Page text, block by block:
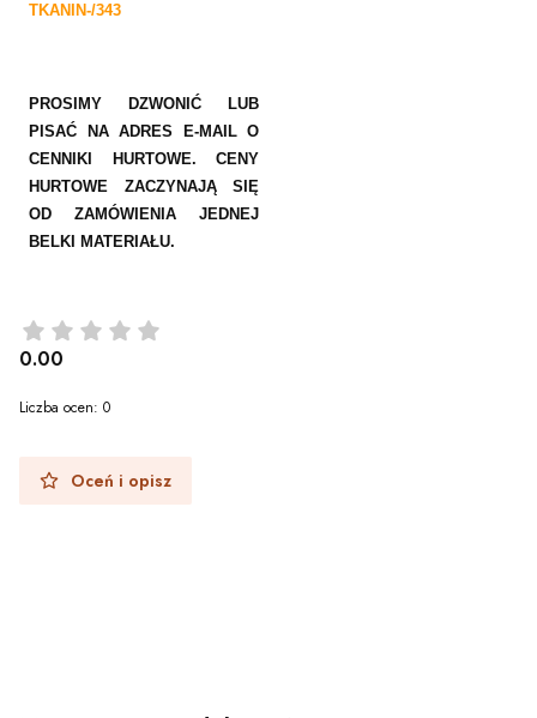
TKANIN-/343
PROSIMY DZWONIĆ LUB
PISAĆ NA ADRES E-MAIL O
CENNIKI HURTOWE. CENY
HURTOWE ZACZYNAJĄ SIĘ
OD ZAMÓWIENIA JEDNEJ
BELKI MATERIAŁU.
0.00
Liczba ocen: 0
Oceń i opisz